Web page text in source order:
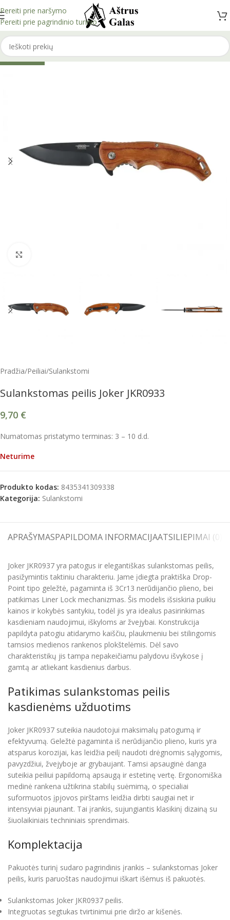
Pereiti prie naršymo
Pereiti prie pagrindinio turinio
Pradžia/Peiliai/Sulankstomi
Sulankstomas peilis Joker JKR0933
9,70 €
Numatomas pristatymo terminas: 3 – 10 d.d.
Neturime
Produkto kodas: 8435341309338
Kategorija: Sulankstomi
APRAŠYMASPAPILDOMA INFORMACIJAATSILIEPIMAI (0)
Joker JKR0937 yra patogus ir elegantiškas sulankstomas peilis,
pasižymintis taktiniu charakteriu. Jame įdiegta praktiška Drop-
Point tipo geležtė, pagaminta iš 3Cr13 nerūdijančio plieno, bei
patikimas Liner Lock mechanizmas. Šis modelis išsiskiria puikiu
kainos ir kokybės santykiu, todėl jis yra idealus pasirinkimas
kasdieniam naudojimui, iškyloms ar žvejybai. Konstrukcija
papildyta patogiu atidarymo kaiščiu, plaukmeniu bei stilingomis
tamsios medienos rankenos plokštelėmis. Dėl savo
charakteristikų jis tampa nepakeičiamu palydovu išvykose į
gamtą ar atliekant kasdienius darbus.
Patikimas sulankstomas peilis
kasdienėms užduotims
Joker JKR0937 suteikia naudotojui maksimalų patogumą ir
efektyvumą. Geležtė pagaminta iš nerūdijančio plieno, kuris yra
atsparus korozijai, kas leidžia peilį naudoti drėgnomis sąlygomis,
pavyzdžiui, žvejyboje ar grybaujant. Tamsi apsauginė danga
suteikia peiliui papildomą apsaugą ir estetinę vertę. Ergonomiška
medinė rankena užtikrina stabilų suėmimą, o specialiai
suformuotos įpjovos pirštams leidžia dirbti saugiai net ir
intensyviai pjaunant. Tai įrankis, sujungiantis klasikinį dizainą su
šiuolaikiniais techniniais sprendimais.
Komplektacija
Pakuotės turinį sudaro pagrindinis įrankis – sulankstomas Joker
peilis, kuris paruoštas naudojimui iškart išėmus iš pakuotės.
Sulankstomas Joker JKR0937 peilis.
Integruotas segtukas tvirtinimui prie diržo ar kišenės.